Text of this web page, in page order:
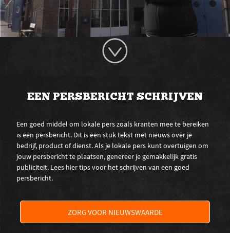
EEN PERSBERICHT SCHRIJVEN
Een goed middel om lokale pers zoals kranten mee te bereiken
is een persbericht. Dit is een stuk tekst met nieuws over je
bedrijf, product of dienst. Als je lokale pers kunt overtuigen om
jouw persbericht te plaatsen, genereer je gemakkelijk gratis
publiciteit. Lees hier tips voor het schrijven van een goed
persbericht.
ZORG VOOR NIEUWSWAARDE